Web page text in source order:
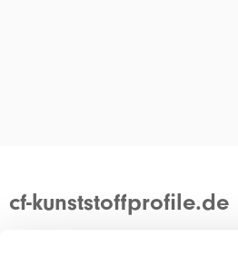
cf-kunststoffprofile.de